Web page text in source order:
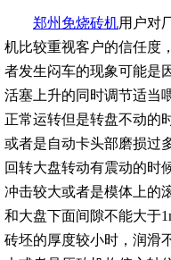
郑州免烧砖机用户对
机比较重视客户的信任度
者发生闷车的现象可能是
活塞上升的同时调节适当
正常运转但是转盘不动的
或者是自动卡头部磨损过
回转大盘转动有震动的时
冲击较大或者是模体上的
和大盘下面间隙不能大于
砖坯的厚度较小时，润滑